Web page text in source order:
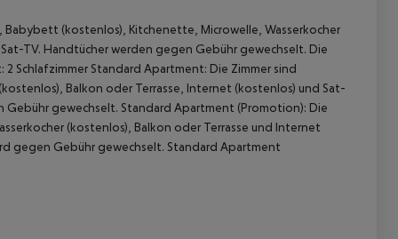
(kostenlos), Kitchenette, Microwelle, Wasserkocher
TV. Handtücher werden gegen Gebühr gewechselt. Die
Schlafzimmer Standard Apartment: Die Zimmer sind
Balkon oder Terrasse, Internet (kostenlos) und Sat-
gewechselt. Standard Apartment (Promotion): Die
(kostenlos), Balkon oder Terrasse und Internet
gegen Gebühr gewechselt. Standard Apartment